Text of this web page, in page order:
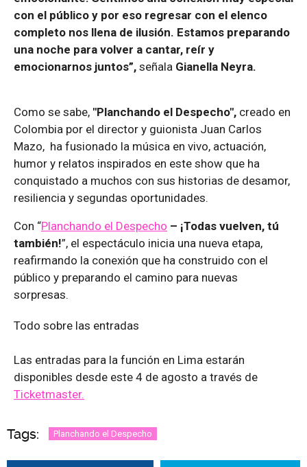
con el público y por eso regresar con el elenco
completo nos llena de ilusión. Estamos preparando
una noche para volver a cantar, reír y
emocionarnos juntos”, señala Gianella Neyra.
Como se sabe, "Planchando el Despecho", creado en
Colombia por el director y guionista Juan Carlos
Mazo, ha fusionado la música en vivo, actuación,
humor y relatos inspirados en este show que ha
conquistado a muchos con sus historias de desamor,
resiliencia y segundas oportunidades.
Con “Planchando el Despecho – ¡Todas vuelven, tú
también!”, el espectáculo inicia una nueva etapa,
reafirmando la conexión que ha construido con el
público y preparando el camino para nuevas
sorpresas.
Todo sobre las entradas
Las entradas para la función en Lima estarán
disponibles desde este 4 de agosto a través de
Ticketmaster.
Tags: Planchando el Despecho